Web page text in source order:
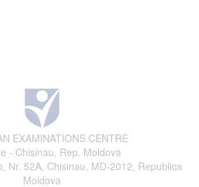
EXAMINATIONS CENTRE
- Chisinau, Rep. Moldova
Nr. 52A, Chisinau, MD-2012, Republica
Moldova